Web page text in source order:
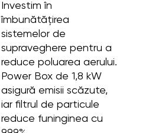
Investim în
îmbunătățirea
sistemelor de
supraveghere pentru a
reduce poluarea aerului.
Power Box de 1,8 kW
asigură emisii scăzute,
iar filtrul de particule
reduce funinginea cu